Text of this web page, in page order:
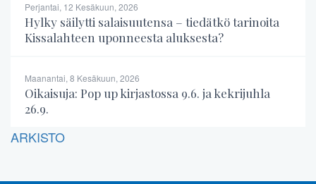
Perjantai, 12 Kesäkuun, 2026
Hylky säilytti salaisuutensa – tiedätkö tarinoita
Kissalahteen uponneesta aluksesta?
Maanantai, 8 Kesäkuun, 2026
Oikaisuja: Pop up kirjastossa 9.6. ja kekrijuhla
26.9.
ARKISTO